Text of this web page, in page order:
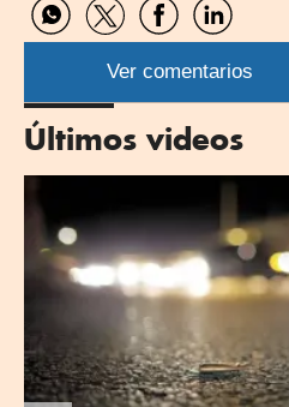
Compartir
por
WhatsApp
Compartir
por
Twitter
Compartir
por
Facebook
Compartir
por
Linkedin
Ver comentarios
Últimos videos